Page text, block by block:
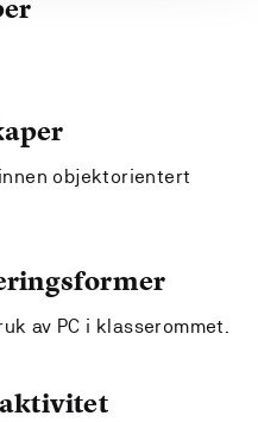
objektorientert
av PC i klasserommet.